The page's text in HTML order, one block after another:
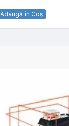
Adaugă în Coş